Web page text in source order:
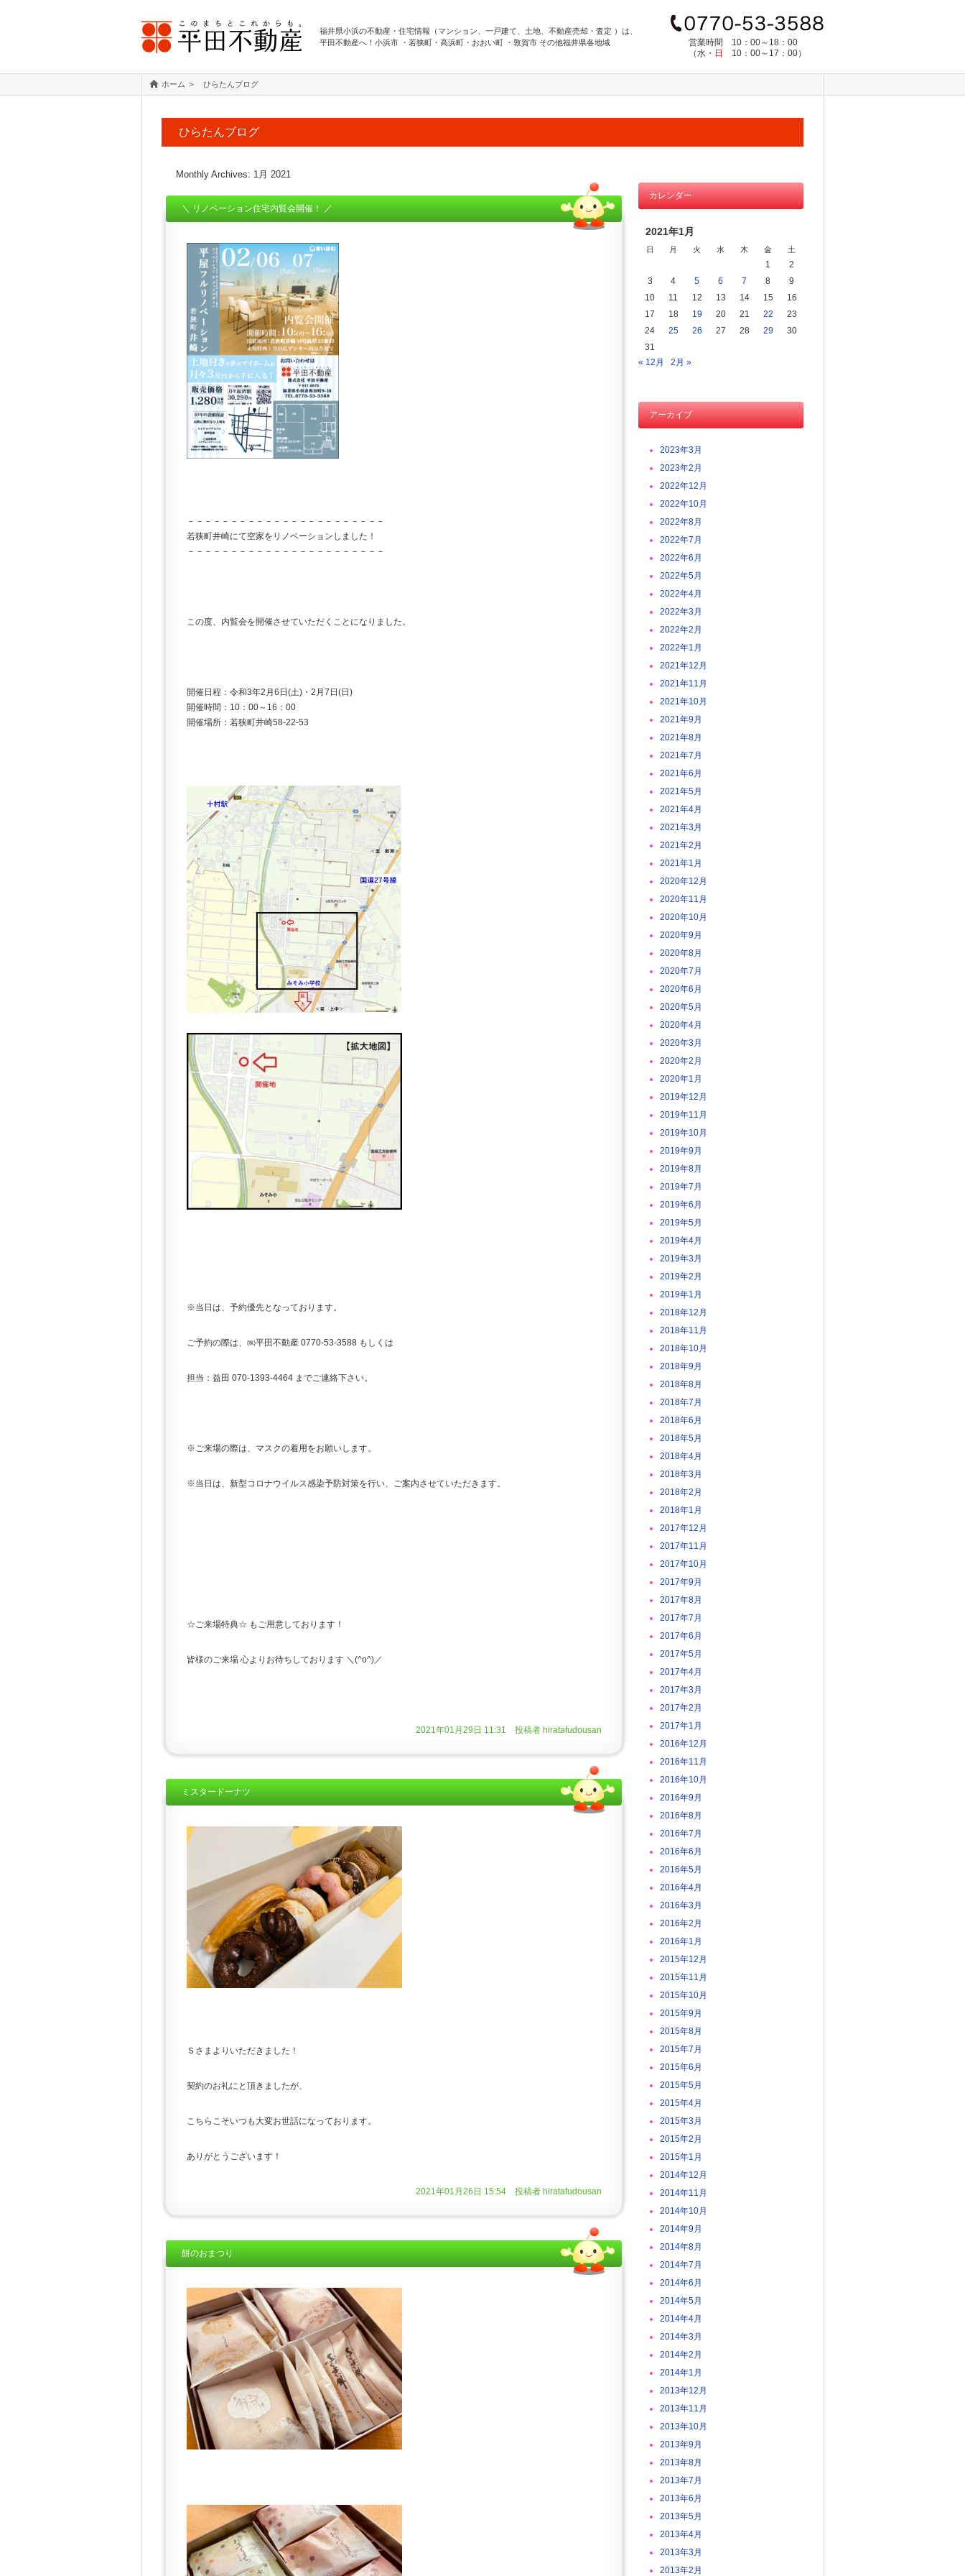
福井県小浜の不動産・住宅情報（マンション、一戸建て、土地、不動産売却・査定 ）は、
平田不動産へ！小浜市 ・若狭町・高浜町・おおい町 ・敦賀市 その他福井県各地域
営業時間
10：00～18：00
（水・ 日 10：00～17：00）
ホーム ひらたんブログ
ひらたんブログ
Monthly Archives: 1月 2021
＼ リノベーション住宅内覧会開催！ ／
－－－－－－－－－－－－－－－－－－－－－－－
若狭町井崎にて空家をリノベーションしました！
－－－－－－－－－－－－－－－－－－－－－－－
この度、内覧会を開催させていただくことになりました。
開催日程：令和3年2月6日(土)・2月7日(日)
開催時間：10：00～16：00
開催場所：若狭町井崎58-22-53
※当日は、予約優先となっております。
ご予約の際は、㈱平田不動産 0770-53-3588 もしくは
担当：益田 070-1393-4464 までご連絡下さい。
※ご来場の際は、マスクの着用をお願いします。
※当日は、新型コロナウイルス感染予防対策を行い、ご案内させていただきます。
☆ご来場特典☆ もご用意しております！
皆様のご来場 心よりお待ちしております ＼(^o^)／
2021年01月29日 11:31 投稿者 hiratafudousan
ミスタードーナツ
Ｓさまよりいただきました！
契約のお礼にと頂きましたが、
こちらこそいつも大変お世話になっております。
ありがとうございます！
2021年01月26日 15:54 投稿者 hiratafudousan
餅のおまつり
カレンダー
2021年1月
日 月 火 水 木 金 土
1
2
3
4 5 6 7 8
9
10
11 12 13 14 15
16
17
18 19 20 21 22
23
24
25 26 27 28 29
30
31
« 12月
2月 »
アーカイブ
2023年3月
2023年2月
2022年12月
2022年10月
2022年8月
2022年7月
2022年6月
2022年5月
2022年4月
2022年3月
2022年2月
2022年1月
2021年12月
2021年11月
2021年10月
2021年9月
2021年8月
2021年7月
2021年6月
2021年5月
2021年4月
2021年3月
2021年2月
2021年1月
2020年12月
2020年11月
2020年10月
2020年9月
2020年8月
2020年7月
2020年6月
2020年5月
2020年4月
2020年3月
2020年2月
2020年1月
2019年12月
2019年11月
2019年10月
2019年9月
2019年8月
2019年7月
2019年6月
2019年5月
2019年4月
2019年3月
2019年2月
2019年1月
2018年12月
2018年11月
2018年10月
2018年9月
2018年8月
2018年7月
2018年6月
2018年5月
2018年4月
2018年3月
2018年2月
2018年1月
2017年12月
2017年11月
2017年10月
2017年9月
2017年8月
2017年7月
2017年6月
2017年5月
2017年4月
2017年3月
2017年2月
2017年1月
2016年12月
2016年11月
2016年10月
2016年9月
2016年8月
2016年7月
2016年6月
2016年5月
2016年4月
2016年3月
2016年2月
2016年1月
2015年12月
2015年11月
2015年10月
2015年9月
2015年8月
2015年7月
2015年6月
2015年5月
2015年4月
2015年3月
2015年2月
2015年1月
2014年12月
2014年11月
2014年10月
2014年9月
2014年8月
2014年7月
2014年6月
2014年5月
2014年4月
2014年3月
2014年2月
2014年1月
2013年12月
2013年11月
2013年10月
2013年9月
2013年8月
2013年7月
2013年6月
2013年5月
2013年4月
2013年3月
2013年2月